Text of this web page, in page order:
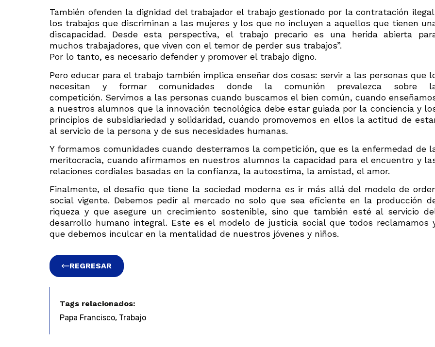
También ofenden la dignidad del trabajador el trabajo gestionado por la contratación
los trabajos que discriminan a las mujeres y los que no incluyen a aquellos que tienen
discapacidad. Desde esta perspectiva, el trabajo precario es una herida abierta
muchos trabajadores, que viven con el temor de perder sus trabajos”.
Por lo tanto, es necesario defender y promover el trabajo digno.
Pero educar para el trabajo también implica enseñar dos cosas: servir a las personas que
necesitan y formar comunidades donde la comunión prevalezca sobre
competición. Servimos a las personas cuando buscamos el bien común, cuando
a nuestros alumnos que la innovación tecnológica debe estar guiada por la conciencia y
principios de subsidiariedad y solidaridad, cuando promovemos en ellos la actitud de
al servicio de la persona y de sus necesidades humanas.
Y formamos comunidades cuando desterramos la competición, que es la enfermedad de
meritocracia, cuando afirmamos en nuestros alumnos la capacidad para el encuentro y
relaciones cordiales basadas en la confianza, la autoestima, la amistad, el amor.
Finalmente, el desafío que tiene la sociedad moderna es ir más allá del modelo de
social vigente. Debemos pedir al mercado no solo que sea eficiente en la producción
riqueza y que asegure un crecimiento sostenible, sino que también esté al servicio
desarrollo humano integral. Este es el modelo de justicia social que todos reclamamos
que debemos inculcar en la mentalidad de nuestros jóvenes y niños.
REGRESAR
Tags relacionados:
Papa Francisco, Trabajo